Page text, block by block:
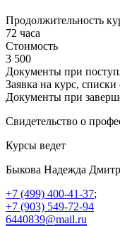
Продолжительность
72 часа
Стоимость
3 500
Документы при
Заявка на курс, списки
Документы при
Свидетельство о
Курсы ведет
Быкова Надежда
+7 (499) 400-41-37;
+7 (903) 549-72-94
6440839@mail.ru